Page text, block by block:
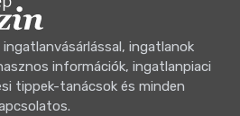
ingatlanok
információk, ingatlanpiaci
tippek-tanácsok és minden